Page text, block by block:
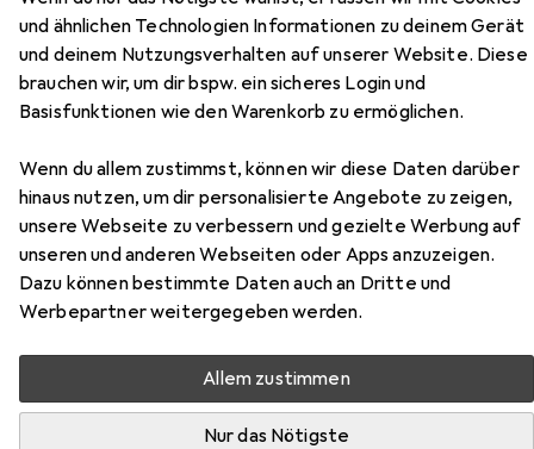
und ähnlichen Technologien Informationen zu deinem Gerät
und deinem Nutzungsverhalten auf unserer Website. Diese
brauchen wir, um dir bspw. ein sicheres Login und
Basisfunktionen wie den Warenkorb zu ermöglichen.
Wenn du allem zustimmst, können wir diese Daten darüber
hinaus nutzen, um dir personalisierte Angebote zu zeigen,
unsere Webseite zu verbessern und gezielte Werbung auf
unseren und anderen Webseiten oder Apps anzuzeigen.
Dazu können bestimmte Daten auch an Dritte und
Werbepartner weitergegeben werden.
Allem zustimmen
Nur das Nötigste
EUR
97,46
ViccoUnterschrank R-Line
40 x 46 x 81.60 cm
Zubehör für Vicco Unterschrank
R-Line
Hier findest du passendes Zubehör zum Produkt Vicco
Unterschrank R-Line aus der Kategorie Möbelgleiter +